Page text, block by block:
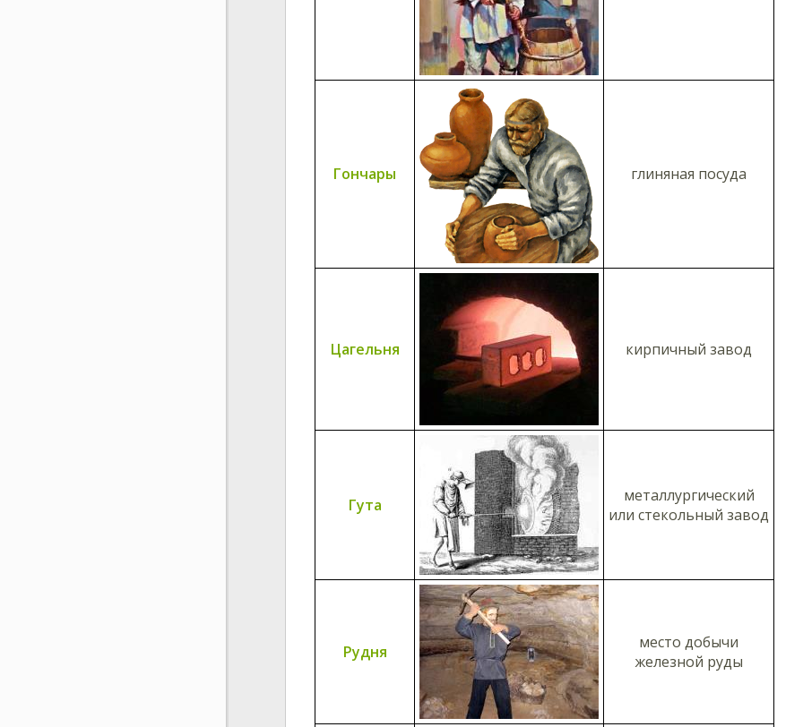
Гончары глиняная посуда
Цагельня кирпичный завод
Гута
металлургический
или стекольный завод
Рудня
место добычи
железной руды